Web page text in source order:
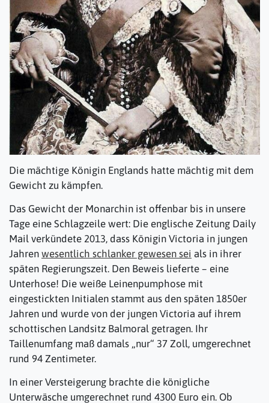
Die mächtige Königin Englands hatte mächtig mit dem
Gewicht zu kämpfen.
Das Gewicht der Monarchin ist offenbar bis in unsere
Tage eine Schlagzeile wert: Die englische Zeitung Daily
Mail verkündete 2013, dass Königin Victoria in jungen
Jahren wesentlich schlanker gewesen sei als in ihrer
späten Regierungszeit. Den Beweis lieferte – eine
Unterhose! Die weiße Leinenpumphose mit
eingestickten Initialen stammt aus den späten 1850er
Jahren und wurde von der jungen Victoria auf ihrem
schottischen Landsitz Balmoral getragen. Ihr
Taillenumfang maß damals „nur“ 37 Zoll, umgerechnet
rund 94 Zentimeter.
In einer Versteigerung brachte die königliche
Unterwäsche umgerechnet rund 4300 Euro ein. Ob